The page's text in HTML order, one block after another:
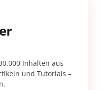
Inhalten aus
und Tutorials –